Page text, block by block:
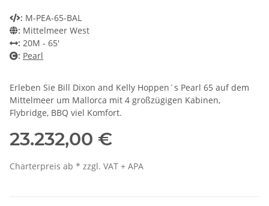
: M-PEA-65-BAL
: Mittelmeer West
: 20M - 65'
: Pearl
Erleben Sie Bill Dixon and Kelly Hoppen´s Pearl 65 auf dem
Mittelmeer um Mallorca mit 4 großzügigen Kabinen,
Flybridge, BBQ viel Komfort.
23.232,00 €
Charterpreis ab * zzgl. VAT + APA